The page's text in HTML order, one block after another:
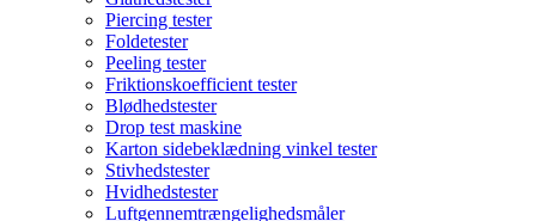
Piercing tester
Foldetester
Peeling tester
Friktionskoefficient tester
Blødhedstester
Drop test maskine
Karton sidebeklædning vinkel tester
Stivhedstester
Hvidhedstester
Luftgennemtrængelighedsmåler